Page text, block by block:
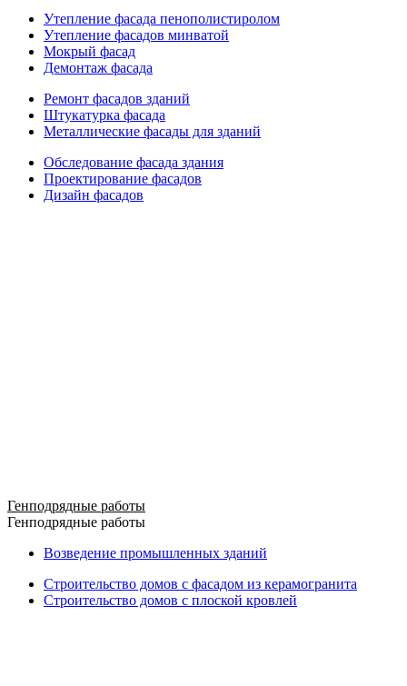
Утепление фасада пенополистиролом
Утепление фасадов минватой
Мокрый фасад
Демонтаж фасада
Ремонт фасадов зданий
Штукатурка фасада
Металлические фасады для зданий
Обследование фасада здания
Проектирование фасадов
Дизайн фасадов
Генподрядные работы
Генподрядные работы
Возведение промышленных зданий
Строительство домов с фасадом из керамогранита
Строительство домов с плоской кровлей